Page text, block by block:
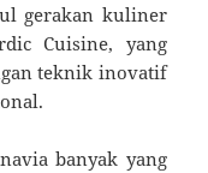
gerakan kuliner
Cuisine, yang
teknik inovatif
banyak yang